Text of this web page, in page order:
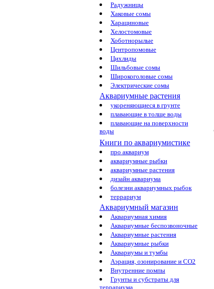
Радужницы
Хаковые сомы
Харациновые
Хелостомовые
Хоботнорылые
Центропомовые
Цихлиды
Шильбовые сомы
Широкоголовые сомы
Электрические сомы
Аквариумные растения
укореняющиеся в грунте
плавающие в толще воды
плавающие на поверхности
воды
Книги по аквариумистике
про аквариум
аквариумные рыбки
аквариумные растения
дизайн аквариума
болезни аквариумных рыбок
террариум
Аквариумный магазин
Аквариумная химия
Аквариумные беспозвоночные
Аквариумные растения
Аквариумные рыбки
Аквариумы и тумбы
Аэрация, озонирование и CO2
Внутренние помпы
Грунты и субстраты для